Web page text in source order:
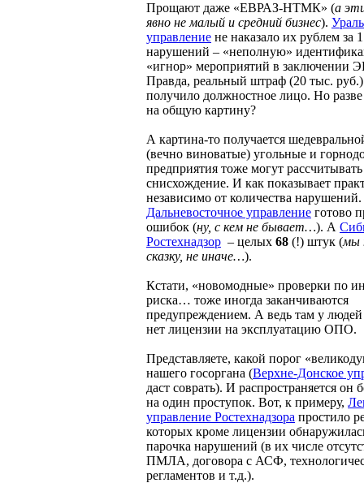
Прощают даже «ЕВРАЗ-НТМК» (а
явно не малый и средний бизнес).
управление не наказало их рублем за
нарушений – «неполную»
«игнор» мероприятий в заключении
Правда, реальный штраф (20 тыс.
получило должностное лицо. Но разве
на общую картину?
А картина-то получается
(вечно виноватые) угольные и
предприятия тоже могут
снисхождение. И как показывает
независимо от количества
Дальневосточное управление готово
ошибок (ну, с кем не бывает…). А
Ростехнадзор – целых 68 (!) штук (мы
сказку, не иначе…).
Кстати, «новомодные» проверки по
риска… тоже иногда заканчиваются
предупреждением. А ведь там у людей
нет лицензии на эксплуатацию ОПО.
Представляете, какой порог
нашего госоргана (Верхне-Донское
даст соврать). И распространяется он
на один проступок. Вот, к примеру,
управление Ростехнадзора простило
которых кроме лицензии
парочка нарушений (в их числе
ПМЛА, договора с АСФ,
регламентов и т.д.).